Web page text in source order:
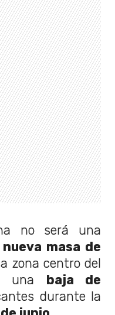
no será una
nueva masa de
zona centro del
una baja de
durante la